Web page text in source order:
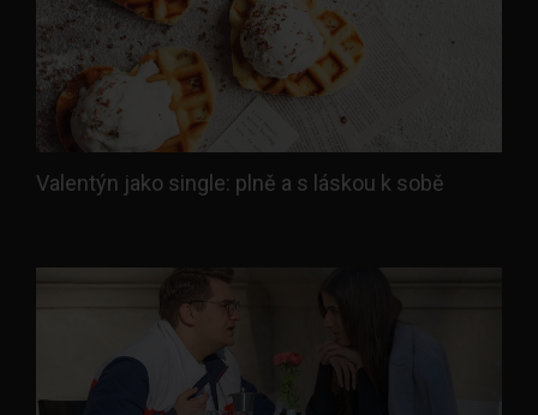
Valentýn jako single: plně a s láskou k sobě